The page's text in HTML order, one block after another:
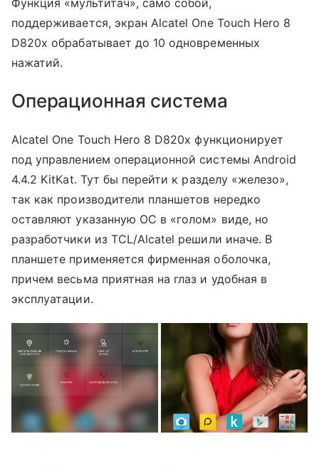
поддерживается, экран Alcatel One Touch Hero 8
D820x обрабатывает до 10 одновременных
нажатий.
Операционная система
Alcatel One Touch Hero 8 D820x функционирует
под управлением операционной системы Android
4.4.2 KitKat. Тут бы перейти к разделу «железо»,
так как производители планшетов нередко
оставляют указанную ОС в «голом» виде, но
разработчики из TCL/Alcatel решили иначе. В
планшете применяется фирменная оболочка,
причем весьма приятная на глаз и удобная в
эксплуатации.